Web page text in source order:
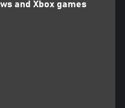
and Xbox games